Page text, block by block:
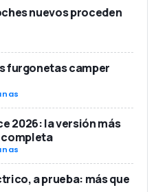
nuevos proceden
furgonetas camper
2026: la versión más
completa
a prueba: más que